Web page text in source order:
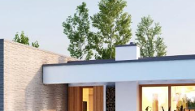
с мансардой
этажа
с мансардой
Три этажа